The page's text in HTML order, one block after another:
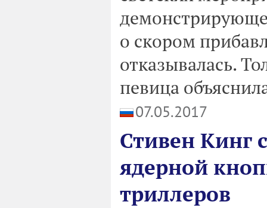
о скором
отказывалась.
певица
07.05.2017
Стивен Кинг
ядерной
триллеров